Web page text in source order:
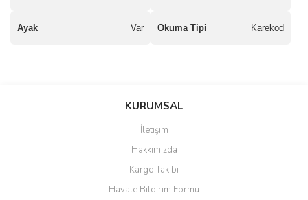
Ayak Var Okuma Tipi Karekod
Bu ürüne ilk yorumu siz yapın!
güzel paketlenmiş ama yanında
ile 24 izlenmektedir diye küçük
bir tabela olsa daha hoş
KURUMSAL
İletişim
Hakkımızda
Kargo Takibi
Havale Bildirim Formu